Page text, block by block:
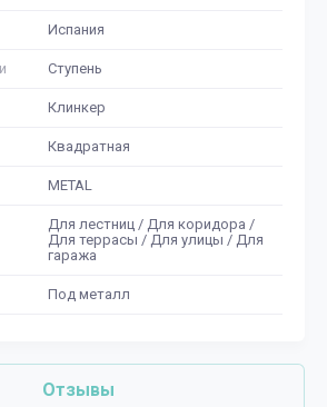
Испания
Ступень
Клинкер
Квадратная
METAL
Для лестниц / Для коридора /
Для террасы / Для улицы / Для
гаража
Под металл
Отзывы